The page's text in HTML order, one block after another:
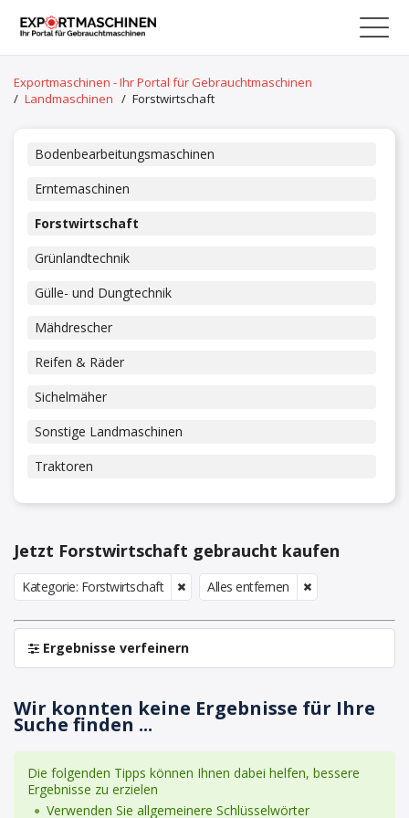
Exportmaschinen - Ihr Portal für Gebrauchtmaschinen
/ Landmaschinen / Forstwirtschaft
Bodenbearbeitungsmaschinen
Erntemaschinen
Forstwirtschaft
Grünlandtechnik
Gülle- und Dungtechnik
Mähdrescher
Reifen & Räder
Sichelmäher
Sonstige Landmaschinen
Traktoren
Jetzt Forstwirtschaft gebraucht kaufen
Kategorie: Forstwirtschaft Alles entfernen
Ergebnisse verfeinern
Wir konnten keine Ergebnisse für Ihre
Suche finden ...
Die folgenden Tipps können Ihnen dabei helfen, bessere
Ergebnisse zu erzielen
Verwenden Sie allgemeinere Schlüsselwörter